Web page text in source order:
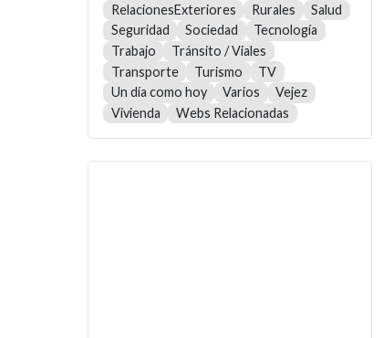
RelacionesExteriores
Rurales
Salud
Seguridad
Sociedad
Tecnología
Trabajo
Tránsito / Viales
Transporte
Turismo
TV
Un día como hoy
Varios
Vejez
Vivienda
Webs Relacionadas